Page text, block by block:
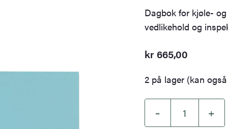
Dagbok for kjøle-
vedlikehold og
kr665,00
2 på lager (kan
– +